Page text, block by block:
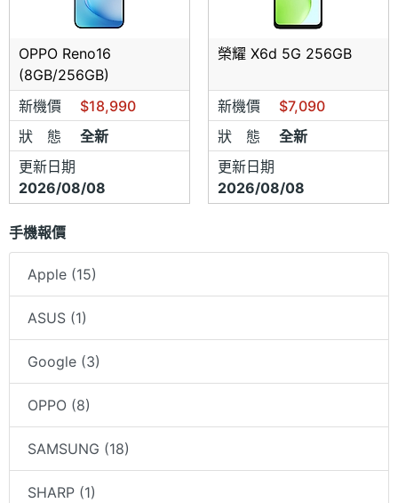
地址：台中市北區錦南街19-11號
台中-西區向上店
電話：04-23205299/0980-614778
地址：台中市西區向上路一段370號
彰化曉陽店
電話：04-7281377/0909-467673
地址：彰化市曉陽路51號
OPPO Reno16
(8GB/256GB)
新機價
$18,990
狀 態
全新
更新日期
2026/08/08
榮耀 X6d 5G 256GB
新機價
$7,090
狀 態
全新
更新日期
2026/08/08
手機報價
Apple (15)
ASUS (1)
Google (3)
OPPO (8)
SAMSUNG (18)
SHARP (1)